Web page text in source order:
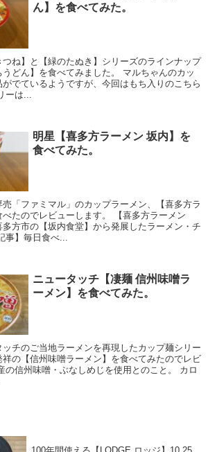
ん】を食べてみた。
ね】と【緑のたぬき】シリーズのラインナップ
どん】を食べてみました。 マルちゃんのカッ
でているようですが、今回はもち入りのこちら
ーは...
明星【喜多方ラーメン 坂内】を
食べてみた。
「ファミマル」のカップラーメン、【喜多方ラ
たのでレビューします。 【喜多方ラーメン
方市の【坂内食堂】から発展したラーメン・チ
事】毎日食べ...
ニュータッチ【凄麺 信州味噌ラ
ーメン】を食べてみた。
チのご当地ラーメンを再現したカップ麺シリー
祥の【信州味噌ラーメン】を食べてみたのでレビ
の信州味噌・ぶなしめじを使用とのこと。 カロ